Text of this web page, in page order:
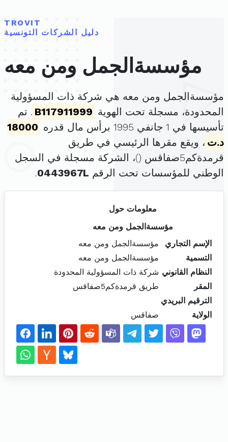
TROVIT
دليل الشركات التونسية
مؤسسةالجمل ومن معه
مؤسسةالجمل ومن معه هي شركة ذات المسؤولية
المحدودة، مسجلة تحت الهوية B117911999 . تم
تأسيسها في 1 جانفي 1995 برأس مال قدره
18000
د.ت ، ويقع مقرها الرئيسي في طريق
قرمدةكم5صفاقس (
)، الشركة مسجلة في السجل
الوطني للمؤسسات تحت الرقم 0443967L
.
معلومات حول
مؤسسةالجمل ومن معه
الإسم التجاري
مؤسسةالجمل ومن معه
التسمية
مؤسسةالجمل ومن معه
النظام القانوني شركة ذات المسؤولية المحدودة
المقر
طريق قرمدةكم5صفاقس
الترقيم البريدي
الولاية
صفاقس